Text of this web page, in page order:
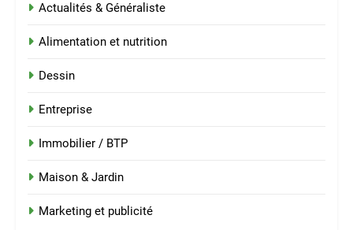
Actualités & Généraliste
Alimentation et nutrition
Dessin
Entreprise
Immobilier / BTP
Maison & Jardin
Marketing et publicité